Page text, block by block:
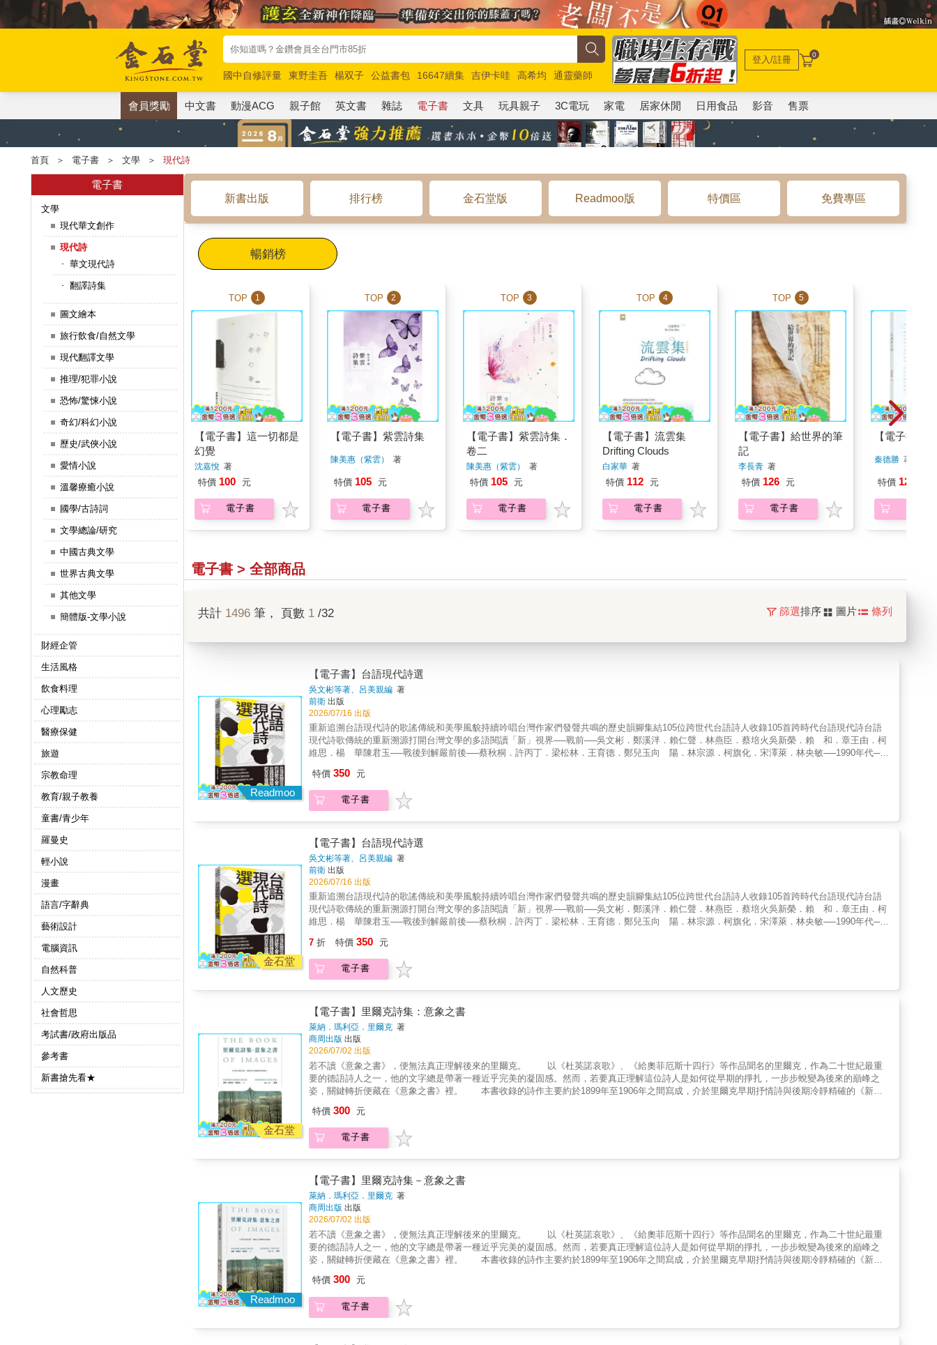
國中自修評量 東野圭吾 楊双子 公益書包 16647續集 吉伊卡哇 高希均
通靈藥師
唯紅花綻放
奧德賽 路邊攤新作 馬斯克 玩具總動員5 超慢跑
登入/註冊 0
會員獎勵 中文書 動漫ACG 親子館 英文書 雜誌 電子書 文具 玩具親子 3C電玩 家電 居家休閒 日用食品 影音 售票
首頁 ＞ 電子書 ＞ 文學 ＞ 現代詩
電子書
文學
現代華文創作
現代詩
華文現代詩
翻譯詩集
圖文繪本
旅行飲食/自然文學
現代翻譯文學
推理/犯罪小說
恐怖/驚悚小說
奇幻/科幻小說
歷史/武俠小說
愛情小說
溫馨療癒小說
國學/古詩詞
文學總論/研究
中國古典文學
世界古典文學
其他文學
簡體版-文學小說
財經企管
生活風格
飲食料理
心理勵志
醫療保健
旅遊
宗教命理
教育/親子教養
童書/青少年
羅曼史
輕小說
漫畫
語言/字辭典
藝術設計
電腦資訊
自然科普
人文歷史
社會哲思
考試書/政府出版品
參考書
新書搶先看★
新書出版 排行榜 金石堂版 Readmoo版 特價區 免費專區
暢銷榜
TOP 1
【電子書】這一切都是
幻覺
沈嘉悅著
特價 100 元
電子書
TOP 2
【電子書】紫雲詩集
陳美惠（紫雲） 著
特價 105 元
電子書
TOP 3
【電子書】紫雲詩集．
卷二
陳美惠（紫雲） 著
特價 105 元
電子書
TOP 4
【電子書】流雲集
Drifting Clouds
白家華著
特價 112 元
電子書
TOP 5
【電子書】給世界的筆
記
李長青著
特價 126 元
電子書
【電子書】
秦德勝著
特價 126
電子書 > 全部商品
共計 1496 筆， 頁數 1 /32 篩選排序 圖片 條列
Readmoo
【電子書】台語現代詩選
吳文彬等著、呂美親編 著
前衛 出版
2026/07/16 出版
重新追溯台語現代詩的歌謠傳統和美學風貌持續吟唱台灣作家們發聲共鳴的歷史韻腳集結105位跨世代台語詩人收錄105首跨時代台語現代詩台語
現代詩歌傳統的重新溯源打開台灣文學的多語閱讀「新」視界──戰前──吳文彬．鄭溪泮．賴仁聲．林燕臣．蔡培火吳新榮．賴 和．章王由．柯
維思．楊 華陳君玉──戰後到解嚴前後──蔡秋桐．許丙丁．梁松林．王育德．鄭兒玉向 陽．林宗源．柯旗化．宋澤萊．林央敏──1990年代──
勁連．卓榮德．許正勳．吳易叡蘇紹連．方耀乾．許常德──2000年代──李勤岸．王貞文．蔡文傑．陳潔民．陳正雄吳易澄．顏信星．呂興昌．陳
廷宣．鄭雅怡許立昌．黃樹根．鹿耳門漁夫．吳南圖．呂美親程鉄翼．周定邦．藍淑貞．張睿銓．吳正任張翠苓．陳建成．曾貴海．周華斌．江育
達──2010年代──李長青．鄭烱明．王武雄．李敏勇．凃妙沂洪錦田．謝銘祐．利玉芳．莫 渝．蘇 善康 原．李魁賢．施俊州．黃 徙．胡長
文運動、東亞近現代文學思潮的影響外，也吸收了西方宗教的現代性發展出白話字（Pe̍h-ōe-jī）文學，呈現多元而殊異的風格和體質。但經歷了戰
前戰後的國語政策，台語文學的歷史與實踐不但經歷了坎坷的斷裂，在追尋藝術美學的路途中，亦面臨重重挑戰。台語文學、台語現代詩的「美
學」究竟為何？百年來的台語詩人，不斷透過詩歌探問語言的意義，在台語作為文學語言與內容的辯證中，呈現出什麼樣的掙扎與思考？從鄉土寫
實、歷史政治到抽象前衛，台語現代詩的聲音和韻律，又是如何回應著每一個世代的台灣人的心聲（sim-siann）與心情（sim-tsiânn）？本選集收
錄戰前、戰後至今共105首台語現代詩，含括白話字、台灣話文與現代台文作品，以教育部推薦用字進行標準化編修，便於當代讀者閱讀並查詢詞
意。從台灣民間歌謠、西方宗教詩歌、流行歌、文學運動等多重系譜，引領讀者追索台語現代詩自日本時代以來流傳吟唱的時代音律，以及詩人們
試圖掙脫「方言」的桎梏，以母語書寫發聲的突圍之路。一起聆聽台語詩歌百年傳唱的獨特歌謠性，在台語現代文學與詩歌．歌詩當中，繼續繼
承、開創台灣文學、台灣現代詩的未來與美學價值。【本書特色】1. 精選戰前至戰後現當代共105首台語現代詩，深化並擴充台語文學史、台語現
代散文史的視野與內涵。2. 台灣文學、台語文學研究者呂美親，集長年研究成果親自編選並撰寫詳盡導論，介紹作品梗概，提供初學讀者有關台
文學獎得獎之作，適合作為閱讀賞析與創作範文。【聯名推薦】 李勤岸（國立台灣師範大學台灣語文學系退休教授） 呂興昌（國立成功大
學台灣文學系退休教授） 陳萬益（國立清華大學台灣文學研究所榮譽教授） 林巾力（國立台灣文學館館長）◎文化部國家語言整體發展方
案支持
特價 350 元
電子書
金石堂
【電子書】台語現代詩選
吳文彬等著、呂美親編 著
前衛 出版
2026/07/16 出版
重新追溯台語現代詩的歌謠傳統和美學風貌持續吟唱台灣作家們發聲共鳴的歷史韻腳集結105位跨世代台語詩人收錄105首跨時代台語現代詩台語
現代詩歌傳統的重新溯源打開台灣文學的多語閱讀「新」視界──戰前──吳文彬．鄭溪泮．賴仁聲．林燕臣．蔡培火吳新榮．賴 和．章王由．柯
維思．楊 華陳君玉──戰後到解嚴前後──蔡秋桐．許丙丁．梁松林．王育德．鄭兒玉向 陽．林宗源．柯旗化．宋澤萊．林央敏──1990年代──
勁連．卓榮德．許正勳．吳易叡蘇紹連．方耀乾．許常德──2000年代──李勤岸．王貞文．蔡文傑．陳潔民．陳正雄吳易澄．顏信星．呂興昌．陳
廷宣．鄭雅怡許立昌．黃樹根．鹿耳門漁夫．吳南圖．呂美親程鉄翼．周定邦．藍淑貞．張睿銓．吳正任張翠苓．陳建成．曾貴海．周華斌．江育
達──2010年代──李長青．鄭烱明．王武雄．李敏勇．凃妙沂洪錦田．謝銘祐．利玉芳．莫 渝．蘇 善康 原．李魁賢．施俊州．黃 徙．胡長
文運動、東亞近現代文學思潮的影響外，也吸收了西方宗教的現代性發展出白話字（Pe̍h-ōe-jī）文學，呈現多元而殊異的風格和體質。但經歷了戰
前戰後的國語政策，台語文學的歷史與實踐不但經歷了坎坷的斷裂，在追尋藝術美學的路途中，亦面臨重重挑戰。台語文學、台語現代詩的「美
學」究竟為何？百年來的台語詩人，不斷透過詩歌探問語言的意義，在台語作為文學語言與內容的辯證中，呈現出什麼樣的掙扎與思考？從鄉土寫
實、歷史政治到抽象前衛，台語現代詩的聲音和韻律，又是如何回應著每一個世代的台灣人的心聲（sim-siann）與心情（sim-tsiânn）？本選集收
錄戰前、戰後至今共105首台語現代詩，含括白話字、台灣話文與現代台文作品，以教育部推薦用字進行標準化編修，便於當代讀者閱讀並查詢詞
意。從台灣民間歌謠、西方宗教詩歌、流行歌、文學運動等多重系譜，引領讀者追索台語現代詩自日本時代以來流傳吟唱的時代音律，以及詩人們
試圖掙脫「方言」的桎梏，以母語書寫發聲的突圍之路。一起聆聽台語詩歌百年傳唱的獨特歌謠性，在台語現代文學與詩歌．歌詩當中，繼續繼
承、開創台灣文學、台灣現代詩的未來與美學價值。【本書特色】1. 精選戰前至戰後現當代共105首台語現代詩，深化並擴充台語文學史、台語現
代散文史的視野與內涵。2. 台灣文學、台語文學研究者呂美親，集長年研究成果親自編選並撰寫詳盡導論，介紹作品梗概，提供初學讀者有關台
文學獎得獎之作，適合作為閱讀賞析與創作範文。【聯名推薦】 李勤岸（國立台灣師範大學台灣語文學系退休教授） 呂興昌（國立成功大
學台灣文學系退休教授） 陳萬益（國立清華大學台灣文學研究所榮譽教授） 林巾力（國立台灣文學館館長）◎文化部國家語言整體發展方
案支持
7 折 特價 350 元
電子書
金石堂
【電子書】里爾克詩集：意象之書
萊納．瑪利亞．里爾克 著
商周出版 出版
2026/07/02 出版
若不讀《意象之書》，便無法真正理解後來的里爾克。 以《杜英諾哀歌》、《給奧菲厄斯十四行》等作品聞名的里爾克，作為二十世紀最重
要的德語詩人之一，他的文字總是帶著一種近乎完美的凝固感。然而，若要真正理解這位詩人是如何從早期的掙扎，一步步蛻變為後來的巔峰之
姿，關鍵轉折便藏在《意象之書》裡。 本書收錄的詩作主要約於1899年至1906年之間寫成，介於里爾克早期抒情詩與後期冷靜精確的《新詩
轉向：不同於《新詩集》中那種受羅丹影響、強調物體獨立性的成熟形式，《意象之書》保留了抒情的餘溫，同時開始懷疑抒情是否足以承載世
界。這種「尚未完全凝固的存在姿態」，正是這部作品的核心魅力。 書中探討了孤獨、死亡、神性、童年、愛等核心課題，透過具體的自然意
象，將外在世界的形貌轉化為內在的心理律動；文末特別收錄了紀念畫家寶拉的長詩〈給一位友人的輓歌〉，探討生者與死亡、藝術與存在的課
的威力，仍帶有象徵與抒情的性質，更像是人類心靈投射出來的純淨形象。 ●愛與占有：〈給一位友人的輓歌〉中：「彼此放手，因為捉住很
容易，我們不需學習。」愛若成為佔有，便會阻礙存在的轉化；唯有放手，生命才可能進入更廣闊的形態。 譯者張錯以詩人兼學者的眼光選譯
與評析這部作品，引領讀者看見里爾克如何在泥土中掙扎成形，儘管里爾克在本書階段的語言偶有冗長，但正是在這種「泥土中的掙扎」中，奠定
了其後續《杜英諾哀歌》中關於「轉化」（Verwandlung）的核心思想。
特價 300 元
電子書
Readmoo
【電子書】里爾克詩集－意象之書
萊納．瑪利亞．里爾克 著
商周出版 出版
2026/07/02 出版
若不讀《意象之書》，便無法真正理解後來的里爾克。 以《杜英諾哀歌》、《給奧菲厄斯十四行》等作品聞名的里爾克，作為二十世紀最重
要的德語詩人之一，他的文字總是帶著一種近乎完美的凝固感。然而，若要真正理解這位詩人是如何從早期的掙扎，一步步蛻變為後來的巔峰之
姿，關鍵轉折便藏在《意象之書》裡。 本書收錄的詩作主要約於1899年至1906年之間寫成，介於里爾克早期抒情詩與後期冷靜精確的《新詩
轉向：不同於《新詩集》中那種受羅丹影響、強調物體獨立性的成熟形式，《意象之書》保留了抒情的餘溫，同時開始懷疑抒情是否足以承載世
界。這種「尚未完全凝固的存在姿態」，正是這部作品的核心魅力。 書中探討了孤獨、死亡、神性、童年、愛等核心課題，透過具體的自然意
象，將外在世界的形貌轉化為內在的心理律動；文末特別收錄了紀念畫家寶拉的長詩〈給一位友人的輓歌〉，探討生者與死亡、藝術與存在的課
特價 300 元
電子書